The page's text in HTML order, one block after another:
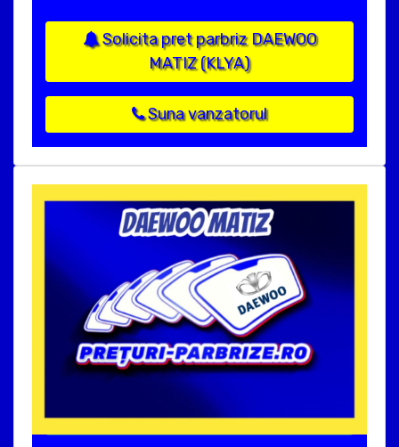
Solicita pret parbriz DAEWOO
MATIZ (KLYA)
Suna vanzatorul